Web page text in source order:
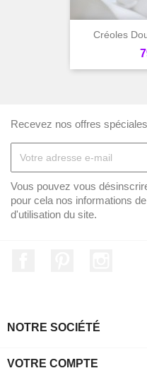
Créoles
Recevez nos offres spéciales
Vous pouvez vous
pour cela nos informations
d'utilisation du site.
NOTRE SOCIÉTÉ
VOTRE COMPTE